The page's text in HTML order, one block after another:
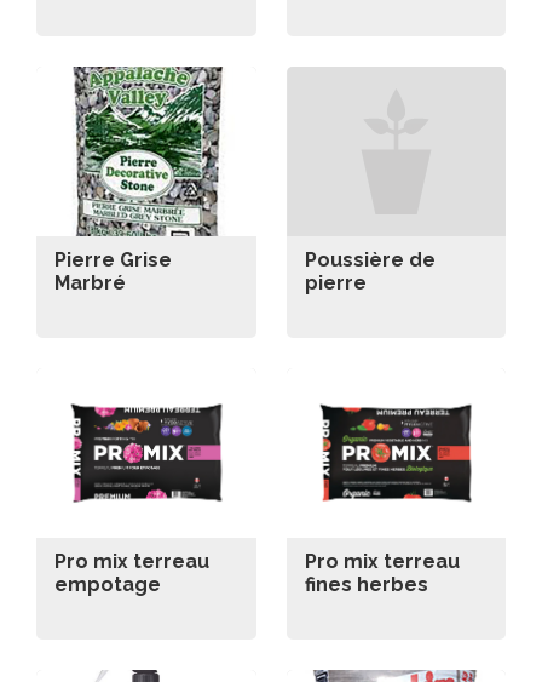
Pierre Grise
Marbré
Poussière de
pierre
Pro mix terreau
empotage
Pro mix terreau
fines herbes